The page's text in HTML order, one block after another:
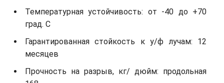
Температурная устойчивость: от -40 до +70
град. С
Гарантированная стойкость к у/ф лучам: 12
месяцев
Прочность на разрыв, кг/ дюйм: продольная